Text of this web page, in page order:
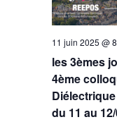
les 3èmes
4ème
du 11 au
11 juin 2025 @